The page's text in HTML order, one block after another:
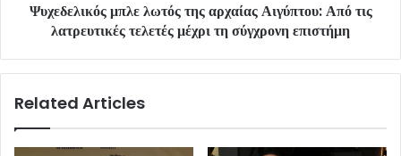
Ψυχεδελικός μπλε λωτός της αρχαίας Αιγύπτου: Από τις
λατρευτικές τελετές μέχρι τη σύγχρονη επιστήμη
Related Articles